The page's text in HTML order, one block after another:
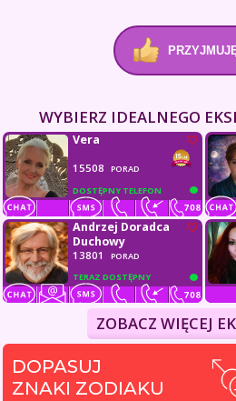
WYBIERZ IDEALNEGO
DOSTĘPNY TELEFON
Vera
15508
PORAD
TERAZ DOSTĘPNY
Andrzej Doradca
Duchowy
13801
PORAD
ZOBACZ WIĘCEJ
DOPASUJ
ZNAKI ZODIAKU